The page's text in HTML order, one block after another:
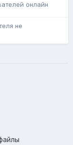
онлайн
не